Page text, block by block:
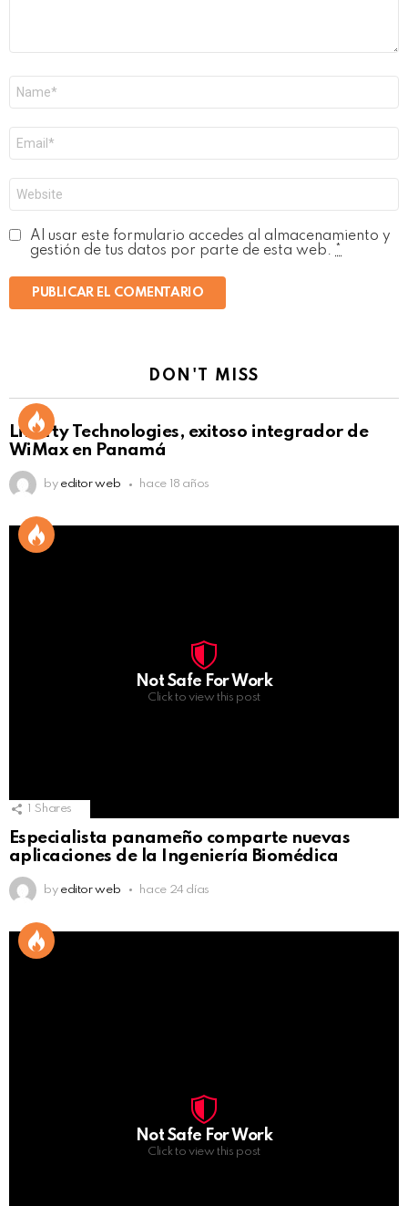
electrónico
*
Al usar este formulario accedes al almacenamiento y
gestión de tus datos por parte de esta web. *
DON'T MISS
Liberty Technologies, exitoso integrador de
WiMax en Panamá
by editor web hace 18 años
Not Safe For Work
Click to view this post
1 Shares
Especialista panameño comparte nuevas
aplicaciones de la Ingeniería Biomédica
by editor web hace 24 días
Not Safe For Work
Click to view this post